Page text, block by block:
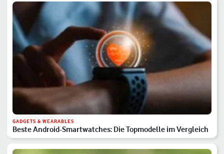
GADGETS & WEARABLES
Beste Android-Smartwatches: Die Topmodelle im Vergleich